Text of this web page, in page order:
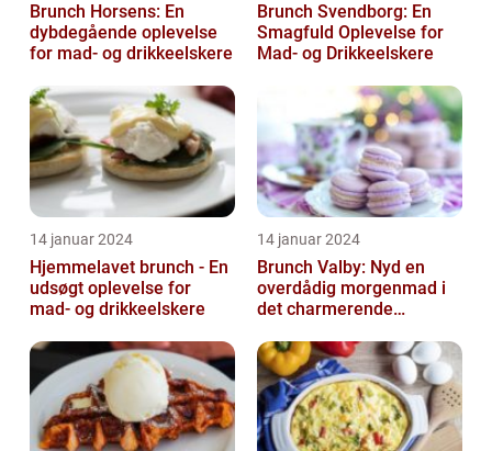
Brunch Horsens: En
dybdegående oplevelse
for mad- og drikkeelskere
Brunch Svendborg: En
Smagfuld Oplevelse for
Mad- og Drikkeelskere
14 januar 2024
Hjemmelavet brunch - En
udsøgt oplevelse for
mad- og drikkeelskere
14 januar 2024
Brunch Valby: Nyd en
overdådig morgenmad i
det charmerende